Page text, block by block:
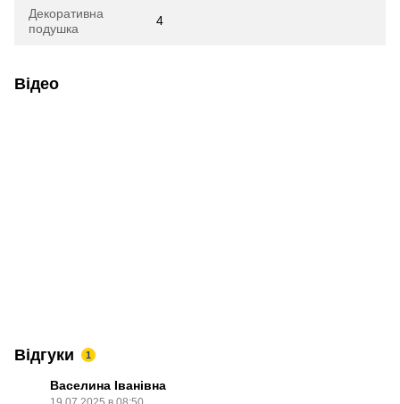
Декоративна
подушка
4
Відео
Відгуки 1
Васелина Іванівна